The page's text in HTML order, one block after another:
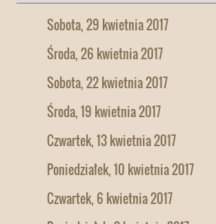
Sobota, 29 kwietnia 2017
Środa, 26 kwietnia 2017
Sobota, 22 kwietnia 2017
Środa, 19 kwietnia 2017
Czwartek, 13 kwietnia 2017
Poniedziałek, 10 kwietnia 2017
Czwartek, 6 kwietnia 2017